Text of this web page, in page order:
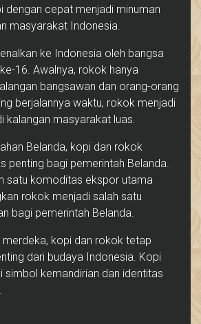
dengan cepat menjadi minuman
masyarakat Indonesia.
ke Indonesia oleh bangsa
16. Awalnya, rokok hanya
bangsawan dan orang-orang
berjalannya waktu, rokok menjadi
kalangan masyarakat luas.
Belanda, kopi dan rokok
penting bagi pemerintah Belanda.
satu komoditas ekspor utama
rokok menjadi salah satu
bagi pemerintah Belanda.
merdeka, kopi dan rokok tetap
dari budaya Indonesia. Kopi
simbol kemandirian dan identitas